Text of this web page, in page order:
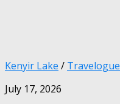
Kenyir Lake / Travelogue
July 17, 2026